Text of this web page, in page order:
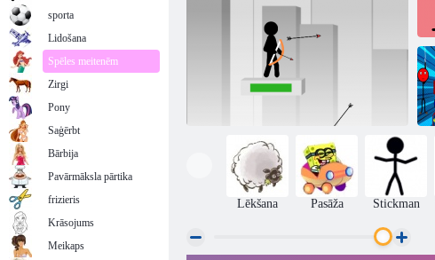
Lēkšana Pasāža Stickman
sporta
Lidošana
Spēles meitenēm
Zirgi
Pony
Saģērbt
Bārbija
Pavārmāksla pārtika
frizieris
Krāsojums
Meikaps